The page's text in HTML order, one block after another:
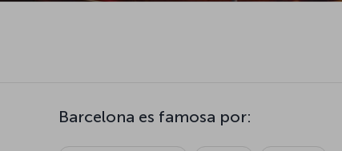
Barcelona es famosa por: